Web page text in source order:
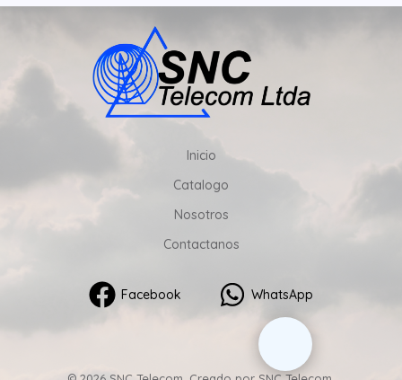
Inicio
Catalogo
Nosotros
Contactanos
Facebook WhatsApp